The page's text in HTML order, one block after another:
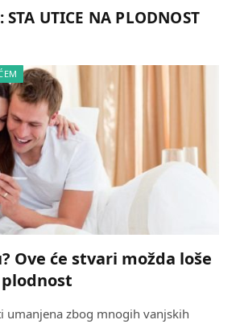
STA UTICE NA PLODNOST
Ove će stvari možda loše
umanjena zbog mnogih vanjskih